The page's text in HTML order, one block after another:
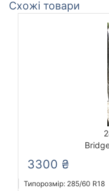
Схожі товари
3300 ₴
Типорозмір: 285/60 R18